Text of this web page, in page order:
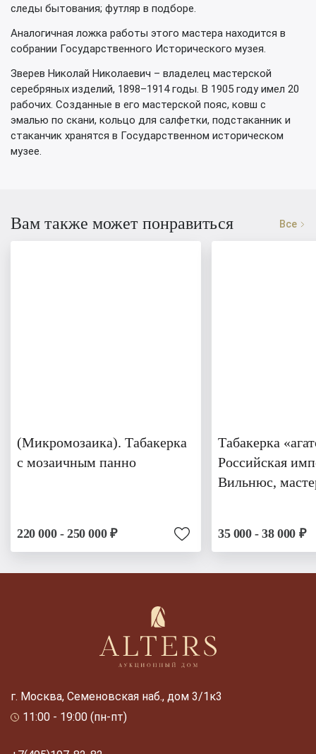
следы бытования; футляр в подборе.
Аналогичная ложка работы этого мастера находится в
собрании Государственного Исторического музея.
Зверев Николай Николаевич – владелец мастерской
серебряных изделий, 1898–1914 годы. В 1905 году имел 20
рабочих. Созданные в его мастерской пояс, ковш с
эмалью по скани, кольцо для салфетки, подстаканник и
стаканчик хранятся в Государственном историческом
музее.
Вам также может понравиться Все
(Микромозаика). Табакерка
с мозаичным панно
220 000 - 250 000 ₽
Табакерка
Российская
Вильнюс,
35 000 - 38 000 ₽
г. Москва, Семеновская наб., дом 3/1к3
11:00 - 19:00 (пн-пт)